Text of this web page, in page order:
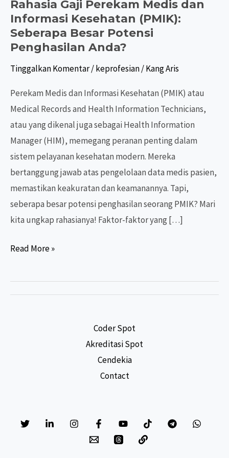
Rahasia Gaji Perekam Medis dan
Informasi Kesehatan (PMIK):
Seberapa Besar Potensi
Penghasilan Anda?
Tinggalkan Komentar/keprofesian/Kang Aris
Perekam Medis dan Informasi Kesehatan (PMIK) atau
Medical Records and Health Information Technicians,
atau yang dikenal juga sebagai Health Information
Manager (HIM), memegang peranan penting dalam
sistem pelayanan kesehatan modern. Mereka
bertanggung jawab atas pengelolaan data medis pasien,
memastikan keakuratan dan keamanannya. Tapi,
seberapa besar potensi penghasilan seorang PMIK? Mari
kita ungkap rahasianya! Faktor-faktor yang […]
Rahasia
Perekam
Medis
Penghasilan
Read More »
Coder Spot
Akreditasi Spot
Cendekia
Contact